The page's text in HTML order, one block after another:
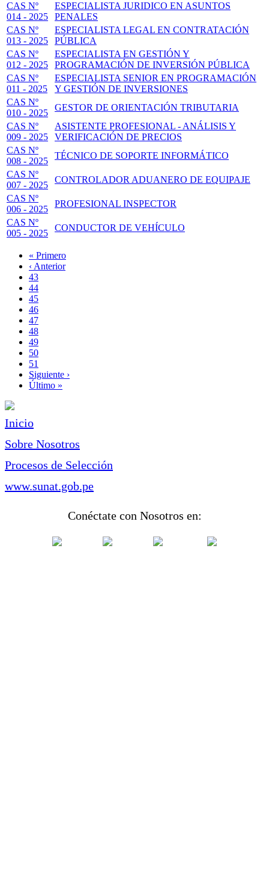
CAS Nº
014 - 2025
ESPECIALISTA JURIDICO EN ASUNTOS
PENALES
CAS Nº
013 - 2025
ESPECIALISTA LEGAL EN CONTRATACIÓN
PÚBLICA
CAS Nº
012 - 2025
ESPECIALISTA EN GESTIÓN Y
PROGRAMACIÓN DE INVERSIÓN PÚBLICA
CAS Nº
011 - 2025
ESPECIALISTA SENIOR EN PROGRAMACIÓN
Y GESTIÓN DE INVERSIONES
CAS Nº
010 - 2025
GESTOR DE ORIENTACIÓN TRIBUTARIA
CAS Nº
009 - 2025
ASISTENTE PROFESIONAL - ANÁLISIS Y
VERIFICACIÓN DE PRECIOS
CAS Nº
008 - 2025
TÉCNICO DE SOPORTE INFORMÁTICO
CAS Nº
007 - 2025
CONTROLADOR ADUANERO DE EQUIPAJE
CAS Nº
006 - 2025
PROFESIONAL INSPECTOR
CAS Nº
005 - 2025
CONDUCTOR DE VEHÍCULO
Paginación
Primera
página
« Primero
Página
anterior
‹ Anterior
Page
43
Page
44
Page
45
Page
46
Página
actual
47
Page
48
Page
49
Page
50
Page
51
Siguiente
página
Siguiente ›
Última
Último »
Inicio
Sobre Nosotros
Procesos de Selección
www.sunat.gob.pe
Conéctate con Nosotros en: